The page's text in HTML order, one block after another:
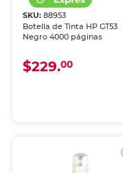
SKU:88953
Botella de Tinta HP GT53
Negro 4000 páginas
$229.00